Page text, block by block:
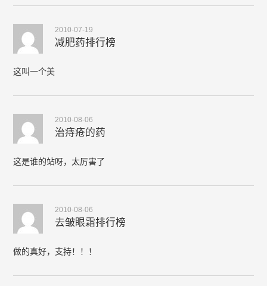
2010-07-19
减肥药排行榜
这叫一个美
2010-08-06
治痔疮的药
这是谁的站呀，太厉害了
2010-08-06
去皱眼霜排行榜
做的真好，支持！！！